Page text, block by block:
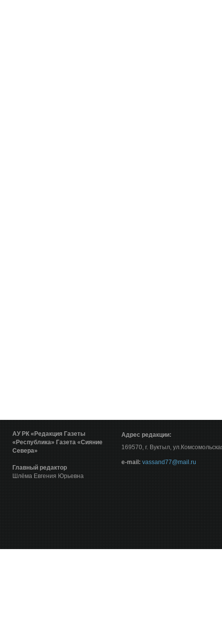
АУ РК «Редакция Газеты
«Республика» Газета «Сияние
Севера»
Главный редактор
Шлёма Евгения Юрьевна
Адрес редакции:
169570, г. Вуктыл,
е-mail: vassand77@mail.ru